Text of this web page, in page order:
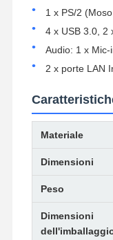
Firewall Mini PC
Mini PC
1U Rackmount PC
Mini PC POE
NAS Mini PC
Celeron Mini PC
Core Mini PC
Office Mini PC
1 x PS/2
4 x USB 3.0, 2
Audio: 1 x
2 x porte LAN
Materiale
Dimensioni
Peso
Dimensioni